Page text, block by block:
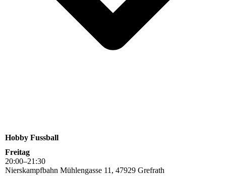
Hobby Fussball
Freitag
20:00–21 :30
Nierskampfbahn Mühlengasse 11, 47929 Grefrath